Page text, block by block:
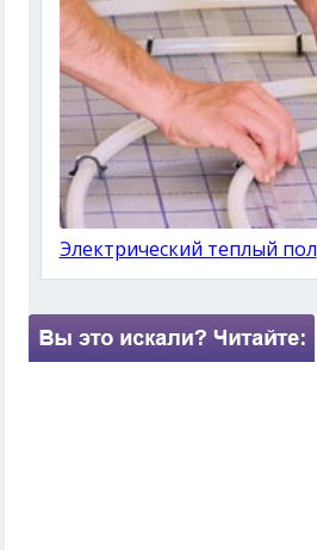
Электрический теплый пол